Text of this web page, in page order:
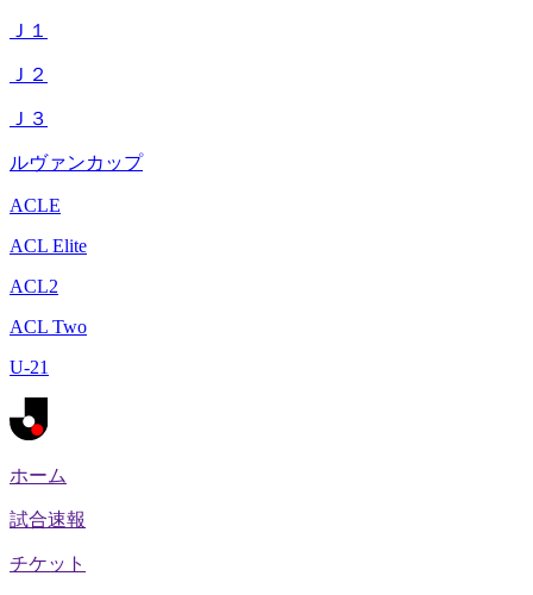
Ｊ１
Ｊ２
Ｊ３
ルヴァンカップ
ACLE
ACL Elite
ACL2
ACL Two
U-21
ホーム
試合速報
チケット